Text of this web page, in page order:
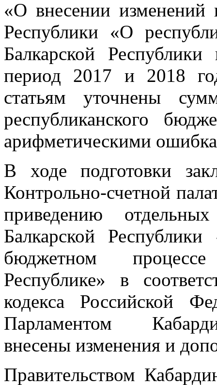
«О внесении изменений
Республики «О
Балкарской
период 2017 и 2018
статьям уточнены
республиканского
арифметическими
В ходе подготовки
Контрольно-счетной
приведению
Балкарской
бюджетном
Республике» в
кодекса Российской
Парламентом
внесены изменения и
Правительством